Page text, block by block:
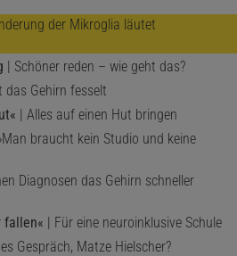
der Mikroglia läutet
| Schöner reden – wie geht das?
das Gehirn fesselt
| Alles auf einen Hut bringen
braucht kein Studio und keine
Diagnosen das Gehirn schneller
fallen« | Für eine neuroinklusive Schule
Gespräch, Matze Hielscher?